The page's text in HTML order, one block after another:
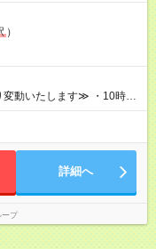
※固定残業代（30時間/6
支給いたします 能力やス
方は前給考慮も可能で
います。 実際にほぼ全員
ップも目指せる環境で
があります。 雇用形態：
円以上 上記額にはみ
額支給いたします。 みな
大12ヶ月間）も、試用期
）
動いたします≫ ・10時00
分～18時00分（休憩1時
社員も多くいます◎
詳細へ
ープ